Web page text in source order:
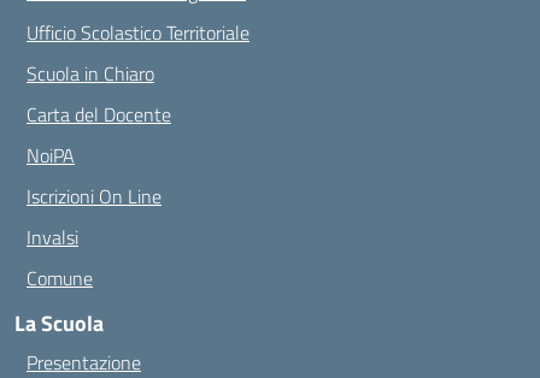
Ufficio Scolastico Territoriale
Scuola in Chiaro
Carta del Docente
NoiPA
Iscrizioni On Line
Invalsi
Comune
La Scuola
Presentazione